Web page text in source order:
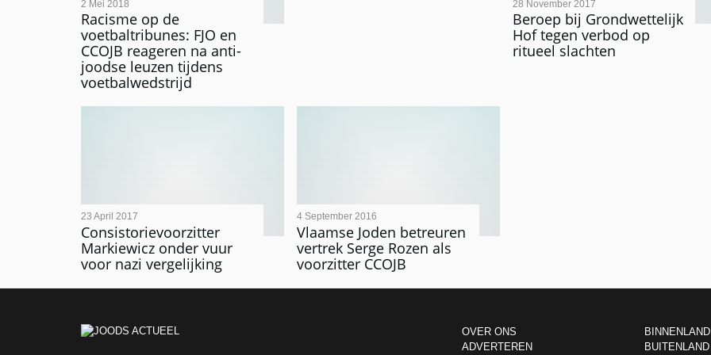
Racisme op de
voetbaltribunes: FJO en
CCOJB reageren na anti-
joodse leuzen tijdens
voetbalwedstrijd
2 Mei 2018
Beroep bij Grondwettelijk
Hof tegen verbod op
ritueel slachten
28 November 2017
Consistorievoorzitter
Markiewicz onder vuur
voor nazi vergelijking
23 April 2017
Vlaamse Joden betreuren
vertrek Serge Rozen als
voorzitter CCOJB
4 September 2016
OVER ONS
ADVERTEREN
BINNENLAND
BUITENLAND